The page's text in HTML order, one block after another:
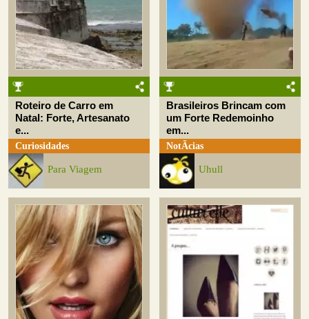
Roteiro de Carro em
Natal: Forte, Artesanato
e...
Curiosidades
Para Viagem
Brasileiros Brincam com
um Forte Redemoinho
em...
NotÃ­cias
Uhull